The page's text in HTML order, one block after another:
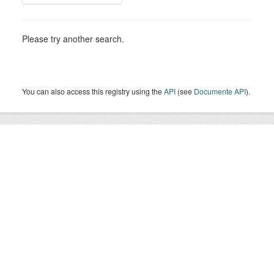
Please try another search.
You can also access this registry using theAPI (see Documente API).